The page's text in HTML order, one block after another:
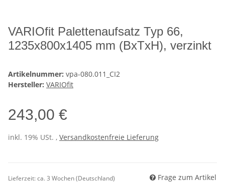
VARIOfit Palettenaufsatz Typ 66,
1235x800x1405 mm (BxTxH), verzinkt
Artikelnummer: vpa-080.011_CI2
Hersteller: VARIOfit
243,00 €
inkl. 19% USt. , Versandkostenfreie Lieferung
Lieferzeit:ca. 3 Wochen(Deutschland) Frage zum Artikel